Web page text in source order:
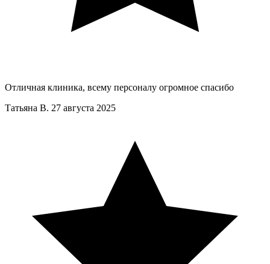
Отличная клиника, всему персоналу огромное спасибо
Татьяна В. 27 августа 2025